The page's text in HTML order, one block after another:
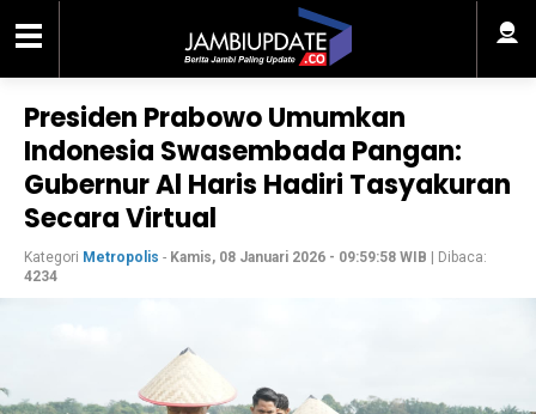
Presiden Prabowo Umumkan
Indonesia Swasembada Pangan:
Gubernur Al Haris Hadiri Tasyakuran
Secara Virtual
Kategori Metropolis - Kamis, 08 Januari 2026 - 09:59:58 WIB | Dibaca:
4234